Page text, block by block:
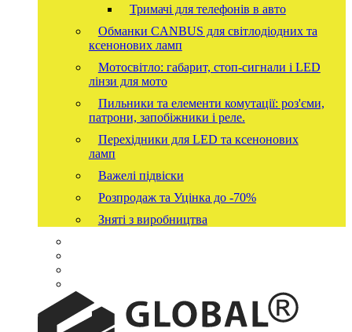
Тримачі для телефонів в авто
Обманки CANBUS для світлодіодних та
ксенонових ламп
Мотосвітло: габарит, стоп-сигнали і LED
лінзи для мото
Пильники та елементи комутації: роз'єми,
патрони, запобіжники і реле.
Перехідники для LED та ксенонових
ламп
Важелі підвіски
Розпродаж та Уцінка до -70%
Зняті з виробництва